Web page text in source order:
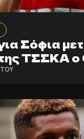
Σόφια
ΤΣΣΚΑ